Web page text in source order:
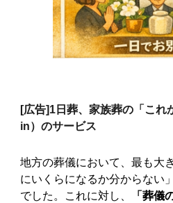
[広告]1日葬、家族葬の「これ
in）のサービス
地方の葬儀において、最も大
にいくらになるか分からない
でした。これに対し、
「葬儀